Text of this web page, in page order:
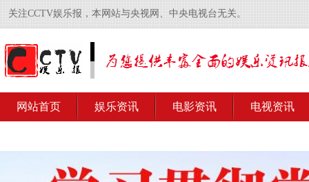
关注CCTV娱乐报，本网站与央视网、中央电视台无关。
网站首页 娱乐资讯 电影资讯 电视资讯